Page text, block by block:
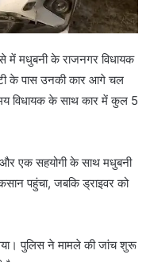
में मधुबनी के राजनगर विधायक
के पास उनकी कार आगे चल
विधायक के साथ कार में कुल 5
एक सहयोगी के साथ मधुबनी
पहुंचा, जबकि ड्राइवर को
पुलिस ने मामले की जांच शुरू